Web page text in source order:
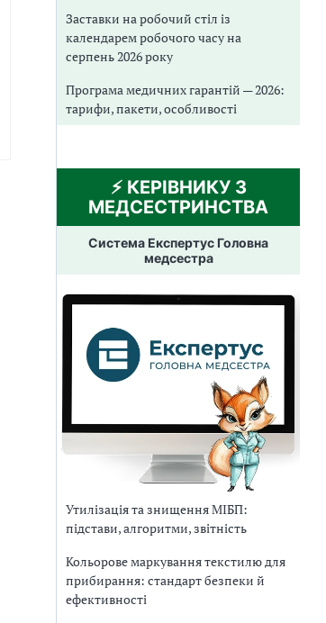
Заставки на робочий стіл із
календарем робочого часу на
серпень 2026 року
Програма медичних гарантій — 2026:
тарифи, пакети, особливості
⚡️ КЕРІВНИКУ З
МЕДСЕСТРИНСТВА
Система Експертус Головна
медсестра
Утилізація та знищення МІБП:
підстави, алгоритми, звітність
Кольорове маркування текстилю для
прибирання: стандарт безпеки й
ефективності